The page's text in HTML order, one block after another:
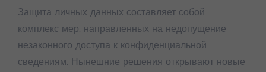
Защита личных данных составляет собой
комплекс мер, направленных на недопущение
незаконного доступа к конфиденциальной
сведениям. Нынешние решения открывают новые